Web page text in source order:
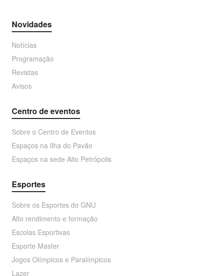
Novidades
Notícias
Programação
Revistas
Avisos
Centro de eventos
Sobre o Centro de Eventos
Espaços na Ilha do Pavão
Espaços na sede Alto Petrópolis
Esportes
Sobre os Esportes do GNU
Alto rendimento e formação
Escolas Esportivas
Esporte Master
Jogos Olímpicos e Paralímpicos
Lazer